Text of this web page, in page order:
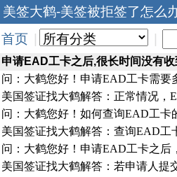
美签大鹤-美签被拒签了怎么
首页
申请EAD工卡之后,很长时间没有
问：大鹤您好！申请EAD工卡需要
美国签证找大鹤解答：正常情况，
问：大鹤您好！如何查询EAD工卡
美国签证找大鹤解答：查询EAD工
问：大鹤您好！申请EAD工卡之后
美国签证找大鹤解答：若申请人提